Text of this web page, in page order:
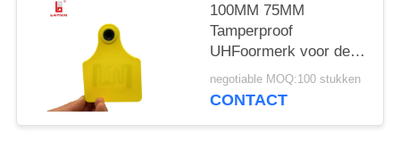
100MM 75MM
Tamperproof
UHFoormerk voor de
Identificatie van de
Veegroep
negotiable MOQ:100 stukken
CONTACT